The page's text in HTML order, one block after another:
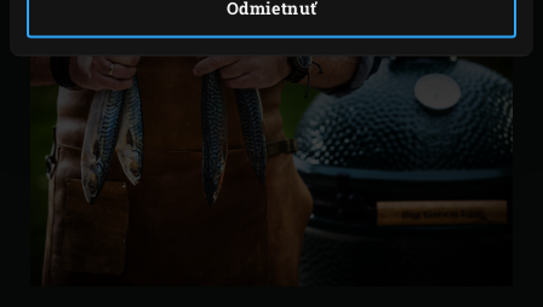
Odmietnuť